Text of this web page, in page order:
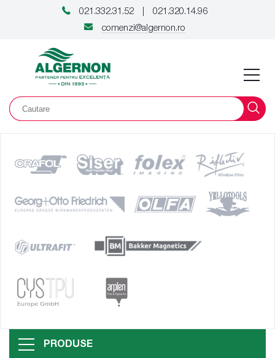
021.332.31.52
021.320.14.96
comenzi@algernon.ro
PRODUSE